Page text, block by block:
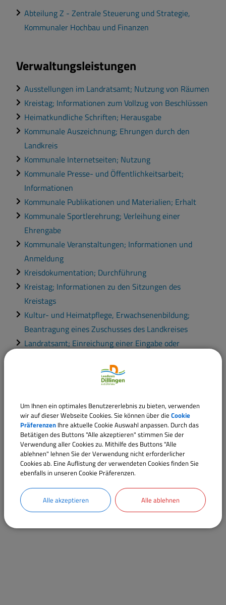
Abteilung Z - Zentrale Steuerung und Strategie,
Kommunaler Hochbau und Finanzen
Verwaltungsleistungen
Ausstellungen im Landratsamt; Nutzung von Räumen
Kreistag; Informationen zum Vollzug von Beschlüssen
Heimatkundliche Schriften; Herausgabe
Kommunale Auszeichnung; Ehrungen durch den
Landkreis
Kommunale Internetseiten; Nutzung
Kommunale Presse- und Öffentlichkeitsarbeit;
Informationen
Kommunale Publikationen und Materialien; Erhalt
Kommunale Sportlerehrung; Verleihung einer
Ehrengabe
Kommunale Veranstaltungen; Informationen und
Anmeldung
Kreisdokumentation; Durchführung
Kreistag; Informationen zu den Sitzungen des
Kreistags
Kultur- und Heimatpflege, Erwachsenenbildung;
Beantragung eines Zuschusses des Landkreises
Landratsamt; Einreichung einer Eingabe oder
Öffentlicher Personennahverkehr; Beantragung eines
Sport- oder Schützenverein
Staatliche Auszeichnung; Einreichung einer
Anregung
Bürgerhilfsstelle
Büro des Landrats
Zuschüsse des Landkreises
Um Ihnen ein optimales Benutzererlebnis zu bieten, verwenden
wir auf dieser Webseite Cookies. Sie können über die Cookie
Präferenzen Ihre aktuelle Cookie Auswahl anpassen. Durch das
Betätigen des Buttons "Alle akzeptieren" stimmen Sie der
Verwendung aller Cookies zu. Mithilfe des Buttons "Alle
ablehnen" lehnen Sie der Verwendung nicht erforderlicher
Cookies ab. Eine Auflistung der verwendeten Cookies finden Sie
ebenfalls in unseren Cookie Präferenzen.
Alle akzeptieren Alle ablehnen